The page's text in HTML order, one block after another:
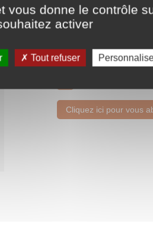
Cliquez ici pour vous
vous donne le contrôle
activer
Tout refuser